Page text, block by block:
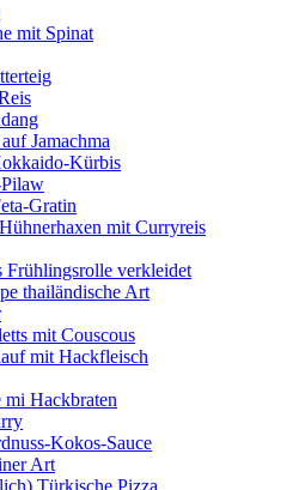
mit Spinat
Jamachma
Kürbis
Gratin
mit Curryreis
Frühlingsrolle verkleidet
thailändische Art
mit Couscous
mit Hackfleisch
mi Hackbraten
Kokos-Sauce
Art